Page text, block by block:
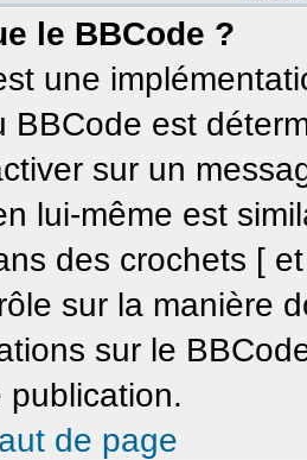
le BBCode ?
une
BBCode est
sur un
lui-même est
des crochets [
sur la manière
sur le
publication.
de page